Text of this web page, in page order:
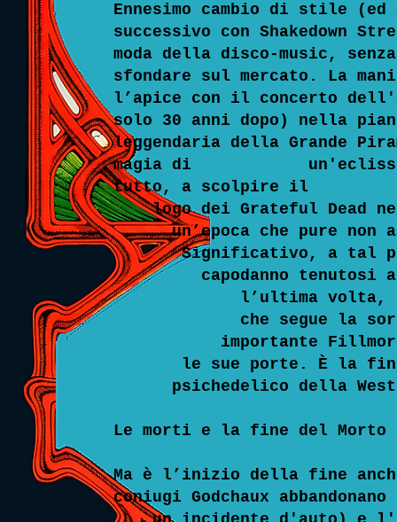
Ennesimo cambio di stile
successivo con Shakedown
moda della disco-music,
sfondare sul mercato. La
l’apice con il concerto
solo 30 anni dopo) nella
leggendaria della Grande
magia di un'eclissi
tutto, a scolpire il
logo dei Grateful Dead
un’epoca che pure non
Significativo, a tal
capodanno tenutosi al
l’ultima volta, in
che segue la sorte
importante Fillmore
le sue porte. È la
psichedelico della West
Le morti e la fine del Morto
Ma è l’inizio della fine
coniugi Godchaux